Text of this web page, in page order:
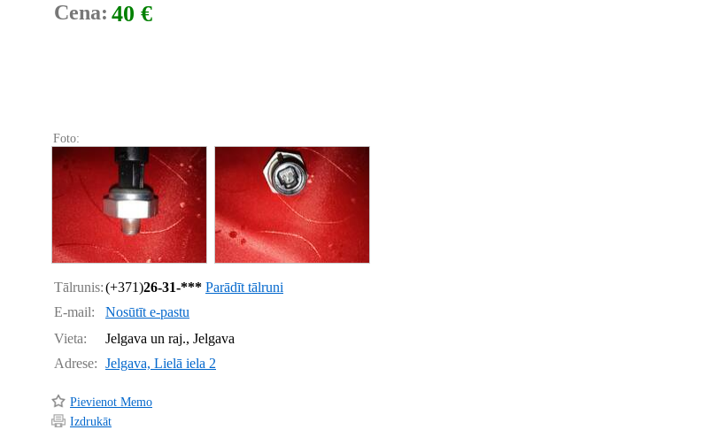
Cena: 40 €
Foto:
Tālrunis:(+371)26-31-*** Parādīt tālruni
E-mail:
Nosūtīt e-pastu
Vieta:
Jelgava un raj., Jelgava
Adrese: Jelgava, Lielā iela 2
Pievienot Memo
Izdrukāt